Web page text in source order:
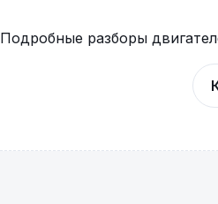
Подробные разборы